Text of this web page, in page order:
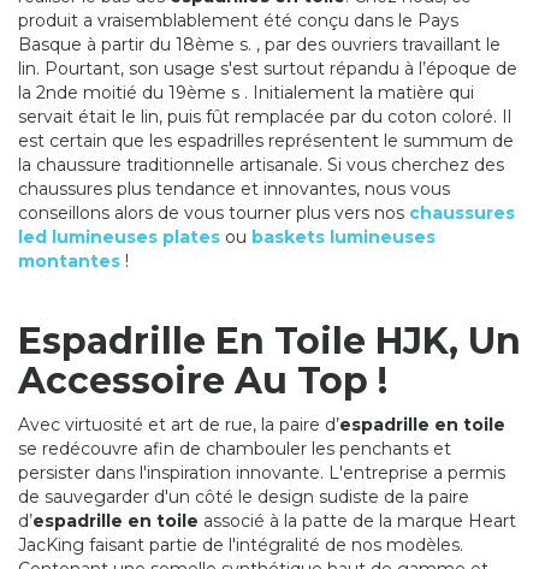
produit a vraisemblablement été conçu dans le Pays
Basque à partir du 18ème s. , par des ouvriers travaillant le
lin. Pourtant, son usage s'est surtout répandu à l’époque de
la 2nde moitié du 19ème s . Initialement la matière qui
servait était le lin, puis fût remplacée par du coton coloré. Il
est certain que les espadrilles représentent le summum de
la chaussure traditionnelle artisanale. Si vous cherchez des
chaussures plus tendance et innovantes, nous vous
conseillons alors de vous tourner plus vers nos chaussures
led lumineuses plates ou baskets lumineuses
montantes !
Espadrille En Toile HJK, Un
Accessoire Au Top !
Avec virtuosité et art de rue, la paire d’espadrille en toile
se redécouvre afin de chambouler les penchants et
persister dans l'inspiration innovante. L'entreprise a permis
de sauvegarder d'un côté le design sudiste de la paire
d’espadrille en toile associé à la patte de la marque Heart
JacKing faisant partie de l'intégralité de nos modèles.